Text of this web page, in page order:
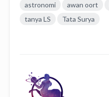
astronomi awan oort
tanya LS
Tata Surya